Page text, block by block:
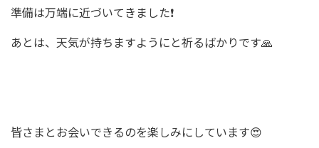
準備は万端に近づいてきました❗️
あとは、天気が持ちますようにと祈るばかりです🙏
皆さまとお会いできるのを楽しみにしています😍